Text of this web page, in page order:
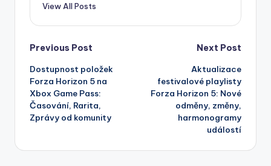
View All Posts
Post
navigation
Previous Post
Dostupnost položek
Forza Horizon 5 na
Xbox Game Pass:
Časování, Rarita,
Zprávy od komunity
Next Post
Aktualizace
festivalové playlisty
Forza Horizon 5: Nové
odměny, změny,
harmonogramy
událostí